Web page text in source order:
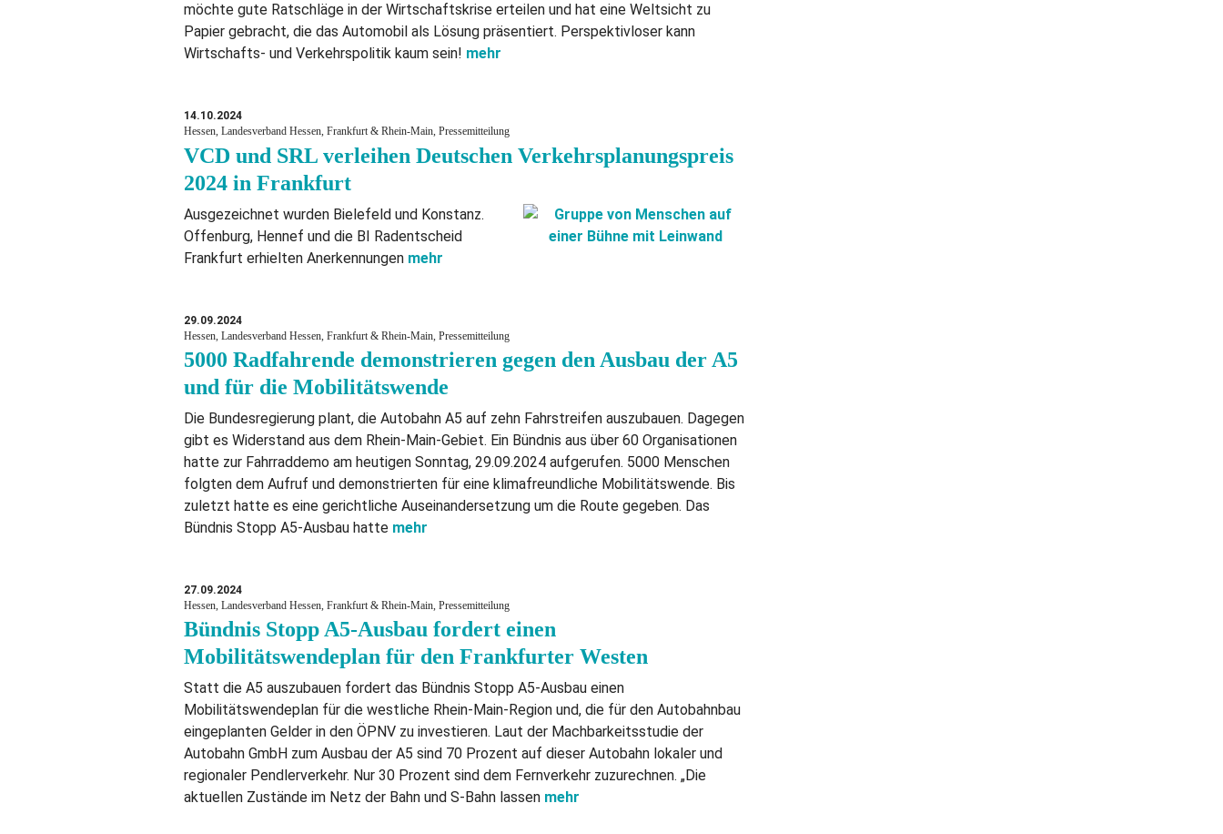
möchte gute Ratschläge in der Wirtschaftskrise erteilen und hat eine Weltsicht zu
Papier gebracht, die das Automobil als Lösung präsentiert. Perspektivloser kann
Wirtschafts- und Verkehrspolitik kaum sein! mehr
14.10.2024
Hessen, Landesverband Hessen, Frankfurt & Rhein-Main, Pressemitteilung
VCD und SRL verleihen Deutschen Verkehrsplanungspreis
2024 in Frankfurt
Ausgezeichnet wurden Bielefeld und Konstanz.
Offenburg, Hennef und die BI Radentscheid
Frankfurt erhielten Anerkennungen mehr
29.09.2024
Hessen, Landesverband Hessen, Frankfurt & Rhein-Main, Pressemitteilung
5000 Radfahrende demonstrieren gegen den Ausbau der A5
und für die Mobilitätswende
Die Bundesregierung plant, die Autobahn A5 auf zehn Fahrstreifen auszubauen. Dagegen
gibt es Widerstand aus dem Rhein-Main-Gebiet. Ein Bündnis aus über 60 Organisationen
hatte zur Fahrraddemo am heutigen Sonntag, 29.09.2024 aufgerufen. 5000 Menschen
folgten dem Aufruf und demonstrierten für eine klimafreundliche Mobilitätswende. Bis
zuletzt hatte es eine gerichtliche Auseinandersetzung um die Route gegeben. Das
Bündnis Stopp A5-Ausbau hatte mehr
27.09.2024
Hessen, Landesverband Hessen, Frankfurt & Rhein-Main, Pressemitteilung
Bündnis Stopp A5-Ausbau fordert einen
Mobilitätswendeplan für den Frankfurter Westen
Statt die A5 auszubauen fordert das Bündnis Stopp A5-Ausbau einen
Mobilitätswendeplan für die westliche Rhein-Main-Region und, die für den Autobahnbau
eingeplanten Gelder in den ÖPNV zu investieren. Laut der Machbarkeitsstudie der
Autobahn GmbH zum Ausbau der A5 sind 70 Prozent auf dieser Autobahn lokaler und
regionaler Pendlerverkehr. Nur 30 Prozent sind dem Fernverkehr zuzurechnen. „Die
aktuellen Zustände im Netz der Bahn und S-Bahn lassen mehr